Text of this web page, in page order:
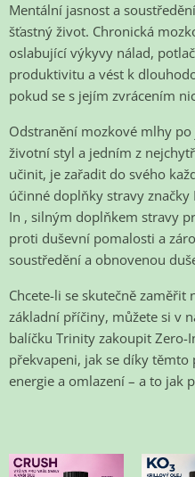
Mentální jasnost a
šťastný život. Chronická
oslabující výkyvy nálad,
produktivitu a vést k
pokud se s jejím zvrácením
Odstranění mozkové mlhy
životní styl a jedním z
učinit, je zařadit do svého
účinné doplňky stravy značky
In , silným doplňkem stravy
proti duševní pomalosti a
soustředění a obnovenou
Chcete-li se skutečně
základní příčiny, můžete si v
balíčku Trinity zakoupit Zero-
překvapeni, jak se díky
energie a omlazení – a to jak